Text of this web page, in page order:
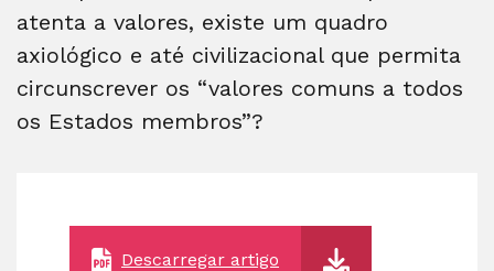
atenta a valores, existe um quadro
axiológico e até civilizacional que permita
circunscrever os “valores comuns a todos
os Estados membros”?
Descarregar artigo